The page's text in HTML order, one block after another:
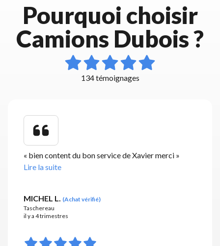
Pourquoi choisir
Camions Dubois ?
134 témoignages
« bien content du bon service de Xavier merci »
Lire la suite
MICHEL L. (Achat vérifié)
Taschereau
il y a 4 trimestres